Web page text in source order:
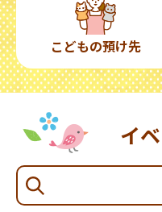
こどもの預け先
イ